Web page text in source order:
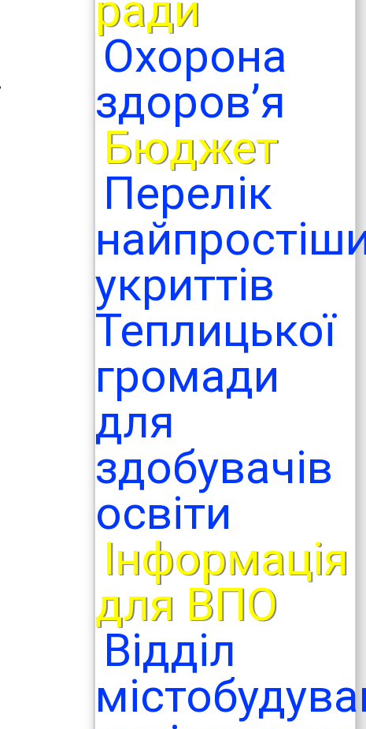
Охорона
здоров’я
Бюджет
Перелік
укриттів
Теплицької
громади
для
здобувачів
освіти
Інформація
для ВПО
Відділ